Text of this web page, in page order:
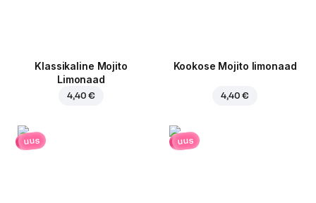
Klassikaline Mojito
Limonaad
4,40 €
Kookose Mojito limonaad
4,40 €
uus uus